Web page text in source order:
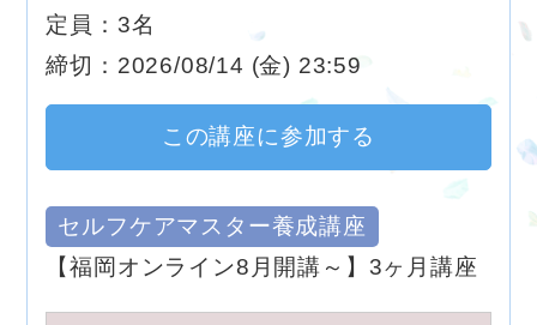
定員：3名
締切：2026/08/14 (金) 23:59
この講座に参加する
セルフケアマスター養成講座
【福岡オンライン8月開講～】3ヶ月講座